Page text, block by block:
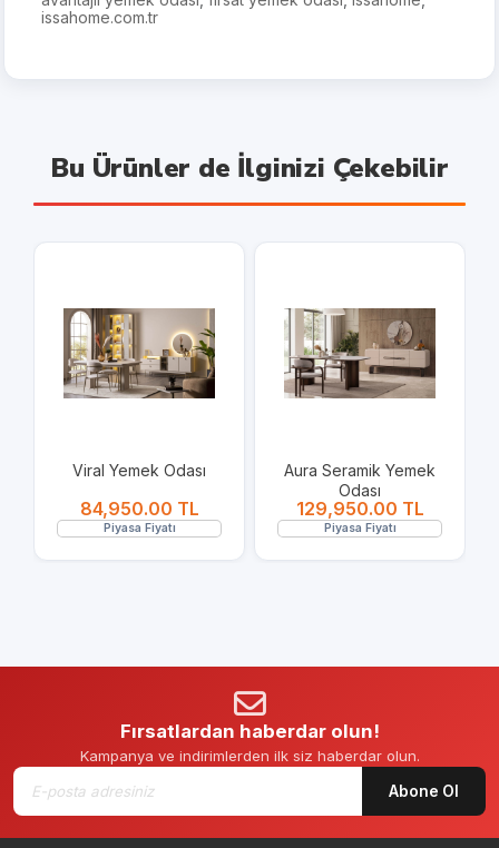
issahome.com.tr
Bu Ürünler de İlginizi Çekebilir
Viral Yemek Odası
84,950.00 TL
Piyasa Fiyatı
Aura Seramik Yemek
Odası
129,950.00 TL
Piyasa Fiyatı
Fırsatlardan haberdar olun!
Kampanya ve indirimlerden ilk siz haberdar olun.
Abone Ol